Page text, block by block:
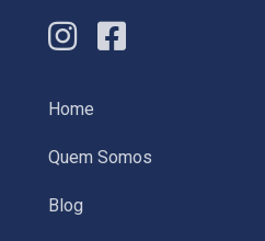
Home
Quem Somos
Blog